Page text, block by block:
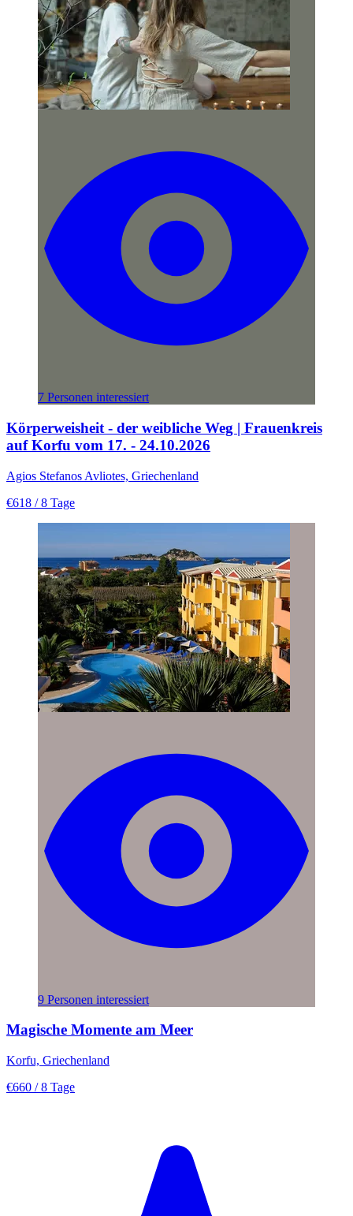
7 Personen interessiert
Körperweisheit - der weibliche Weg | Frauenkreis
auf Korfu vom 17. - 24.10.2026
Agios Stefanos Avliotes, Griechenland
€618 / 8 Tage
9 Personen interessiert
Magische Momente am Meer
Korfu, Griechenland
€660 / 8 Tage